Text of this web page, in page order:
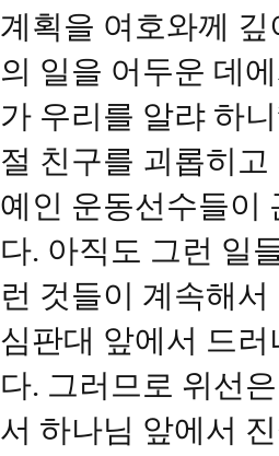
계획을 여호와께
의 일을 어두운 데
가 우리를 알랴 하
절 친구를 괴롭히
예인 운동선수들이
다. 아직도 그런 일
런 것들이 계속해
심판대 앞에서 드
다. 그러므로 위선
서 하나님 앞에서